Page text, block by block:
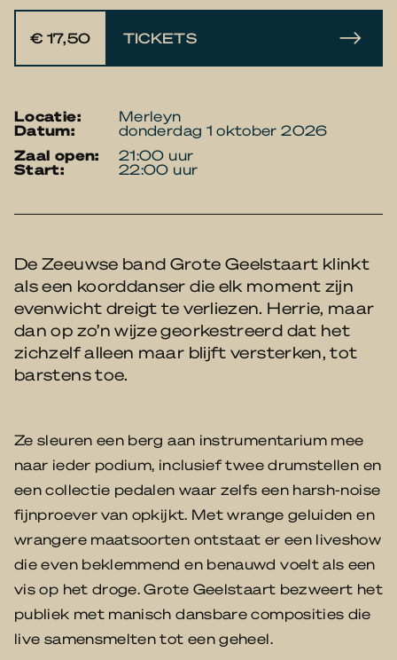
€ 17,50 TICKETS
locatie: Merleyn
datum:
donderdag 1 oktober 2026
zaal open:
21:00 uur
start: 22:00 uur
De Zeeuwse band Grote Geelstaart klinkt
als een koorddanser die elk moment zijn
evenwicht dreigt te verliezen. Herrie, maar
dan op zo’n wijze georkestreerd dat het
zichzelf alleen maar blijft versterken, tot
barstens toe.
Ze sleuren een berg aan instrumentarium mee
naar ieder podium, inclusief twee drumstellen en
een collectie pedalen waar zelfs een harsh-noise
fijnproever van opkijkt. Met wrange geluiden en
wrangere maatsoorten ontstaat er een liveshow
die even beklemmend en benauwd voelt als een
vis op het droge. Grote Geelstaart bezweert het
publiek met manisch dansbare composities die
live samensmelten tot een geheel.